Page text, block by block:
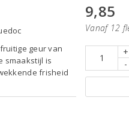
geur van
smaakstijl is
frisheid
9,85
Vanaf 12
+
-